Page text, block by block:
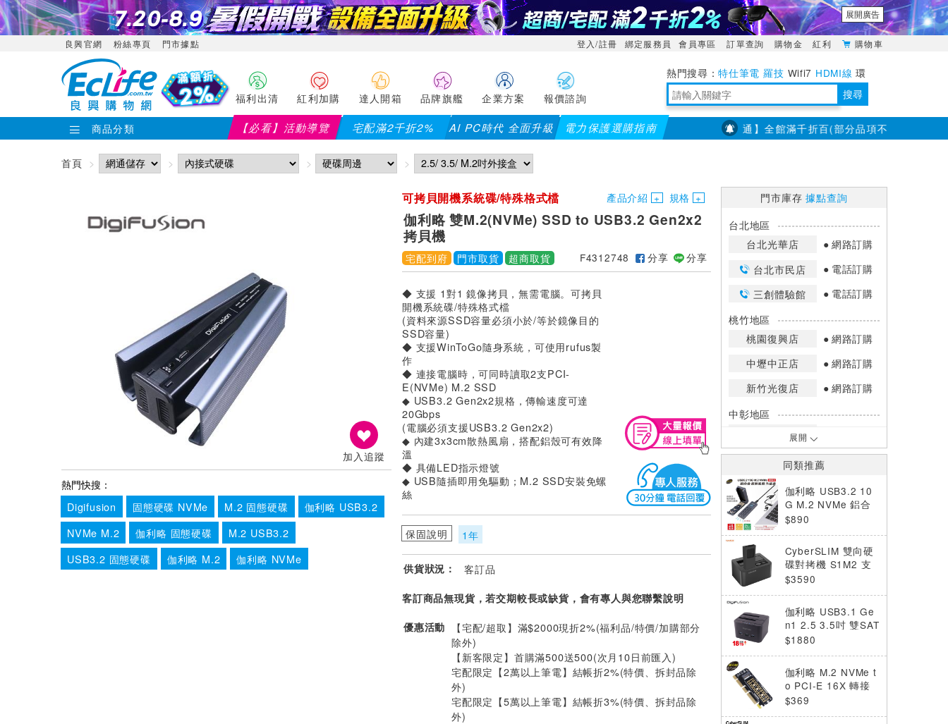
展開廣告
良興官網 粉絲專頁 門市據點 登入/註冊 綁定服務員 會員專區 訂單查詢 購物金 紅利 購物車
福利出清 紅利加購 達人開箱 品牌旗艦 企業方案 報價諮詢
特仕筆電 羅技 Wifi7 HDMI線 環
境量測 明緯POWER 搜尋
商品分類 【必看】活動導覽 宅配滿2千折2% AI PC時代 全面升級 電力保護選購指南 【PX大通】全館滿千折百(部分品項不適用，滿2千折
首頁
加入追蹤
熱門快搜：
Digifusion
固態硬碟 NVMe M.2 固態硬碟
伽利略 USB3.2
NVMe M.2
伽利略 固態硬碟
M.2 USB3.2
USB3.2 固態硬碟
伽利略 M.2 伽利略 NVMe
可拷貝開機系統碟/特殊格式檔 產品介紹 規格
伽利略 雙M.2(NVMe) SSD to USB3.2 Gen2x2
拷貝機
宅配到府 門市取貨 超商取貨 F4312748 分享 分享
◆ 支援 1對1 鏡像拷貝，無需電腦。可拷貝
開機系統碟/特殊格式檔
(資料來源SSD容量必須小於/等於鏡像目的
SSD容量)
◆ 支援WinToGo隨身系統，可使用rufus製
作
◆ 連接電腦時，可同時讀取2支PCI-
E(NVMe) M.2 SSD
◆ USB3.2 Gen2x2規格，傳輸速度可達
20Gbps
(電腦必須支援USB3.2 Gen2x2)
◆ 內建3x3cm散熱風扇，搭配鋁殼可有效降
溫
◆ 具備LED指示燈號
◆ USB隨插即用免驅動；M.2 SSD安裝免螺
絲
保固說明 1年
供貨狀況： 客訂品
客訂商品無現貨，若交期較長或缺貨，會有專人與您聯繫說明
優惠活動
【宅配/超取】滿$2000現折2%(福利品/特價/加購部分
除外)
【新客限定】首購滿500送500(次月10日前匯入)
宅配限定【2萬以上筆電】結帳折2%(特價、拆封品除
外)
宅配限定【5萬以上筆電】結帳折3%(特價、拆封品除
外)
門市庫存據點查詢
台北地區
台北光華店
網路訂購
台北市民店
電話訂購
三創體驗館
電話訂購
桃竹地區
桃園復興店
網路訂購
中壢中正店
網路訂購
新竹光復店
網路訂購
中彰地區
台中英才店
嘉南地區
高雄中華店
高雄鳳山店
網路訂購
*庫存數量：網路訂購(0)、少量庫存
(1~2)、現貨充足(3以上)。
*門市庫存以店內實際數量為準，可使
用專人服務或撥打門市電話洽詢。
展開
同類推薦
伽利略 USB3.2 10
G M.2 NVMe 鋁合
金散熱風扇外接盒 N
$890
CyberSLIM 雙向硬
碟對拷機 S1M2 支
援M.2 NVMe/SATA
$3590
伽利略 USB3.1 Ge
n1 2.5 3.5吋 雙SAT
A SSD硬碟拷貝機+
$1880
伽利略 M.2 NVMe t
o PCI-E 16X 轉接
卡
$369